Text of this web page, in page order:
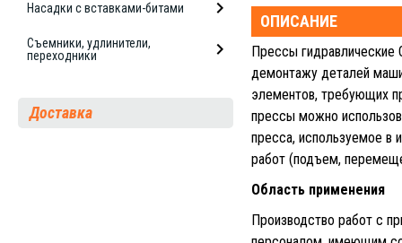
Насадки с вставками-битами
Съемники, удлинители,
переходники
Доставка
ОПИСАНИЕ
Прессы гидравлические
демонтажу деталей
элементов, требующих
прессы можно
пресса, используемое в
работ (подъем,
Область применения
Производство работ с